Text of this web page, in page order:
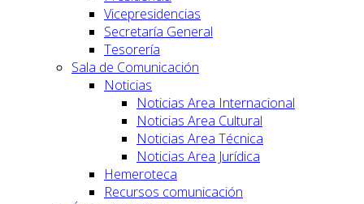
Vicepresidencias
Secretaría General
Tesorería
Sala de Comunicación
Noticias
Noticias Area Internacional
Noticias Area Cultural
Noticias Area Técnica
Noticias Area Jurídica
Hemeroteca
Recursos comunicación